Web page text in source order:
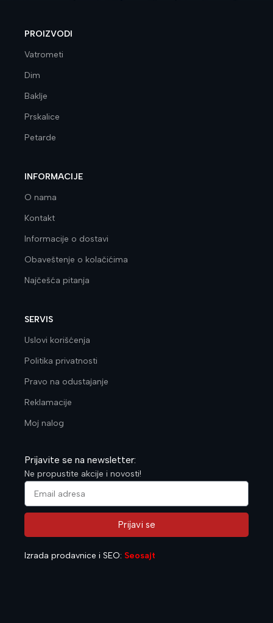
PROIZVODI
Vatrometi
Dim
Baklje
Prskalice
Petarde
INFORMACIJE
O nama
Kontakt
Informacije o dostavi
Obaveštenje o kolačićima
Najčešća pitanja
SERVIS
Uslovi korišćenja
Politika privatnosti
Pravo na odustajanje
Reklamacije
Moj nalog
Prijavite se na newsletter:
Ne propustite akcije i novosti!
Prijavi se
Izrada prodavnice i SEO: Seosajt